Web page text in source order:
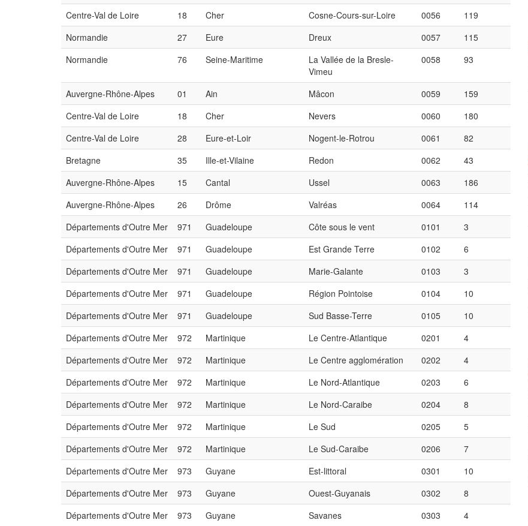
Centre-Val de Loire
18 Cher Cosne-Cours-sur-Loire 0056
119
Normandie
27 Eure Dreux 0057
115
Normandie
76 Seine-Maritime
La Vallée de la Bresle-
Vimeu
0058 93
Auvergne-Rhône-Alpes 01 Ain Mâcon 0059
159
Centre-Val de Loire
18 Cher Nevers 0060
180
Centre-Val de Loire
28 Eure-et-Loir Nogent-le-Rotrou 0061
82
Bretagne
35 Ille-et-Vilaine Redon 0062
43
Auvergne-Rhône-Alpes
15 Cantal Ussel 0063
186
Auvergne-Rhône-Alpes
26 Drôme Valréas 0064
114
Départements d'Outre Mer
971 Guadeloupe Côte sous le vent 0101
3
Départements d'Outre Mer
971 Guadeloupe Est Grande Terre 0102
6
Départements d'Outre Mer
971 Guadeloupe Marie-Galante 0103
3
Départements d'Outre Mer
971 Guadeloupe Région Pointoise 0104
10
Départements d'Outre Mer
971 Guadeloupe Sud Basse-Terre 0105
10
Départements d'Outre Mer
972 Martinique Le Centre-Atlantique 0201
4
Départements d'Outre Mer
972 Martinique Le Centre agglomération 0202
4
Départements d'Outre Mer
972 Martinique Le Nord-Atlantique 0203
6
Départements d'Outre Mer
972 Martinique Le Nord-Caraibe 0204
8
Départements d'Outre Mer
972 Martinique Le Sud 0205
5
Départements d'Outre Mer
972 Martinique Le Sud-Caraibe 0206
7
Départements d'Outre Mer
973 Guyane Est-littoral 0301
10
Départements d'Outre Mer
973 Guyane Ouest-Guyanais 0302
8
Départements d'Outre Mer
973 Guyane Savanes 0303 4